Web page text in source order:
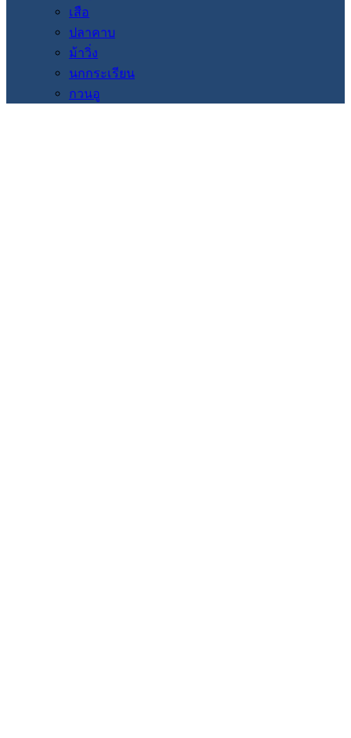
เสือ
ปลาคาบ
ม้าวิ่ง
นกกระเรียน
กวนอู